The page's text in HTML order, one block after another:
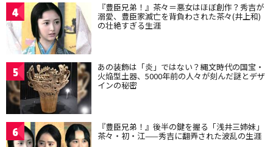
4 『豊臣兄弟！』茶々＝悪女はほぼ創作？秀吉が
溺愛、豊臣家滅亡を背負わされた茶々(井上和)
の壮絶すぎる生涯
5 あの装飾は「炎」ではない？縄文時代の国宝・
火焔型土器、5000年前の人々が刻んだ謎とデザ
インの秘密
6 『豊臣兄弟！』後半の鍵を握る「浅井三姉妹」
茶々・初・江——秀吉に翻弄された波乱の生涯